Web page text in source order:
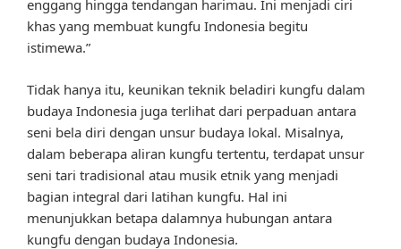
enggang hingga tendangan harimau. Ini menjadi ciri
khas yang membuat kungfu Indonesia begitu
istimewa.”
Tidak hanya itu, keunikan teknik beladiri kungfu dalam
budaya Indonesia juga terlihat dari perpaduan antara
seni bela diri dengan unsur budaya lokal. Misalnya,
dalam beberapa aliran kungfu tertentu, terdapat unsur
seni tari tradisional atau musik etnik yang menjadi
bagian integral dari latihan kungfu. Hal ini
menunjukkan betapa dalamnya hubungan antara
kungfu dengan budaya Indonesia.